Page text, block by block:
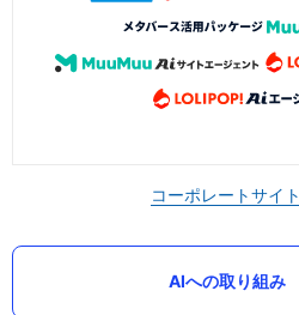
コーポレートサイト
AIへの取り組み